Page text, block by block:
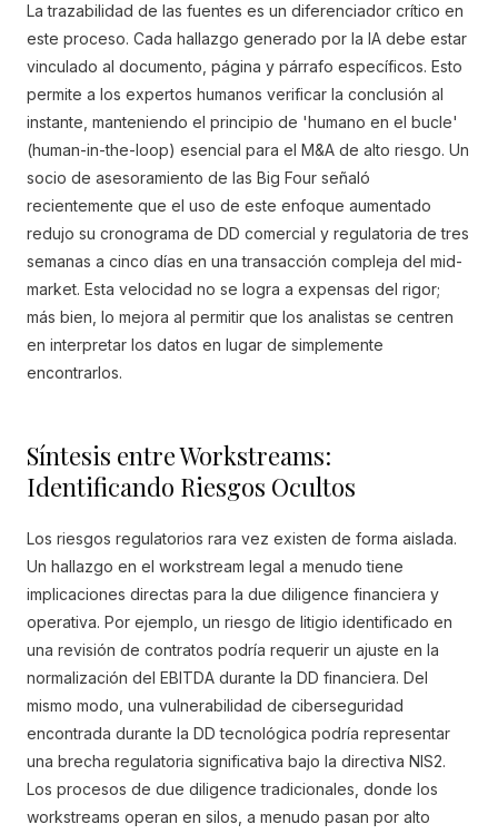
La trazabilidad de las fuentes es un diferenciador crítico en
este proceso. Cada hallazgo generado por la IA debe estar
vinculado al documento, página y párrafo específicos. Esto
permite a los expertos humanos verificar la conclusión al
instante, manteniendo el principio de 'humano en el bucle'
(human-in-the-loop) esencial para el M&A de alto riesgo. Un
socio de asesoramiento de las Big Four señaló
recientemente que el uso de este enfoque aumentado
redujo su cronograma de DD comercial y regulatoria de tres
semanas a cinco días en una transacción compleja del mid-
market. Esta velocidad no se logra a expensas del rigor;
más bien, lo mejora al permitir que los analistas se centren
en interpretar los datos en lugar de simplemente
encontrarlos.
Síntesis entre Workstreams:
Identificando Riesgos Ocultos
Los riesgos regulatorios rara vez existen de forma aislada.
Un hallazgo en el workstream legal a menudo tiene
implicaciones directas para la due diligence financiera y
operativa. Por ejemplo, un riesgo de litigio identificado en
una revisión de contratos podría requerir un ajuste en la
normalización del EBITDA durante la DD financiera. Del
mismo modo, una vulnerabilidad de ciberseguridad
encontrada durante la DD tecnológica podría representar
una brecha regulatoria significativa bajo la directiva NIS2.
Los procesos de due diligence tradicionales, donde los
workstreams operan en silos, a menudo pasan por alto